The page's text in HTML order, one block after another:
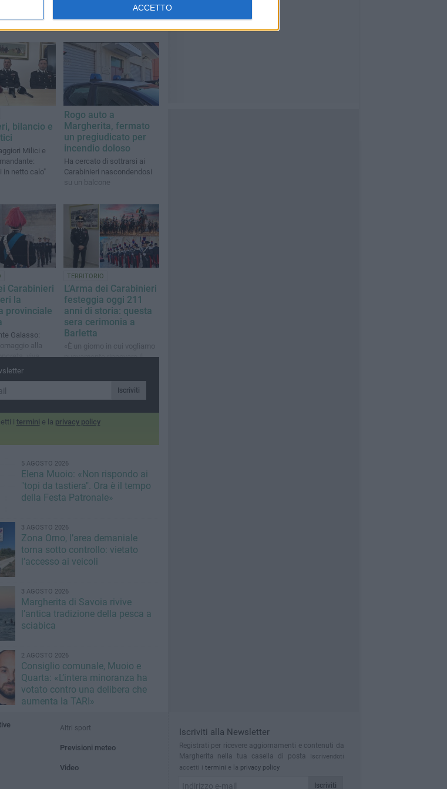
ACCETTO
bilancio e
Milici e
in netto calo"
Rogo auto a
Margherita, fermato
un pregiudicato per
incendio doloso
Ha cercato di sottrarsi ai
Carabinieri nascondendosi
su un balcone
Carabinieri
la
provinciale
Galasso:
omaggio alla
viva,
nel
TERRITORIO
L’Arma dei Carabinieri
festeggia oggi 211
anni di storia: questa
sera cerimonia a
Barletta
«È un giorno in cui vogliamo
nuovamente rinnovare il
il Col. Massimiliano Galasso
Iscriviti
i termini e la privacy policy
5 AGOSTO 2026
Elena Muoio: «Non rispondo ai
"topi da tastiera". Ora è il tempo
della Festa Patronale»
3 AGOSTO 2026
Zona Orno, l’area demaniale
torna sotto controllo: vietato
l’accesso ai veicoli
3 AGOSTO 2026
Margherita di Savoia rivive
l’antica tradizione della pesca a
sciabica
2 AGOSTO 2026
Consiglio comunale, Muoio e
Quarta: «L’intera minoranza ha
votato contro una delibera che
aumenta la TARI»
Altri sport
Previsioni meteo
Video
Iscriviti alla Newsletter
Registrati per ricevere aggiornamenti e contenuti da
Margherita nella tua casella di posta
Iscrivendoti
accetti i termini e la privacy policy
Iscriviti